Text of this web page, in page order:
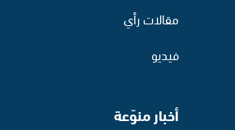
مقالات رأي
فيديو
أخبار منوّعة